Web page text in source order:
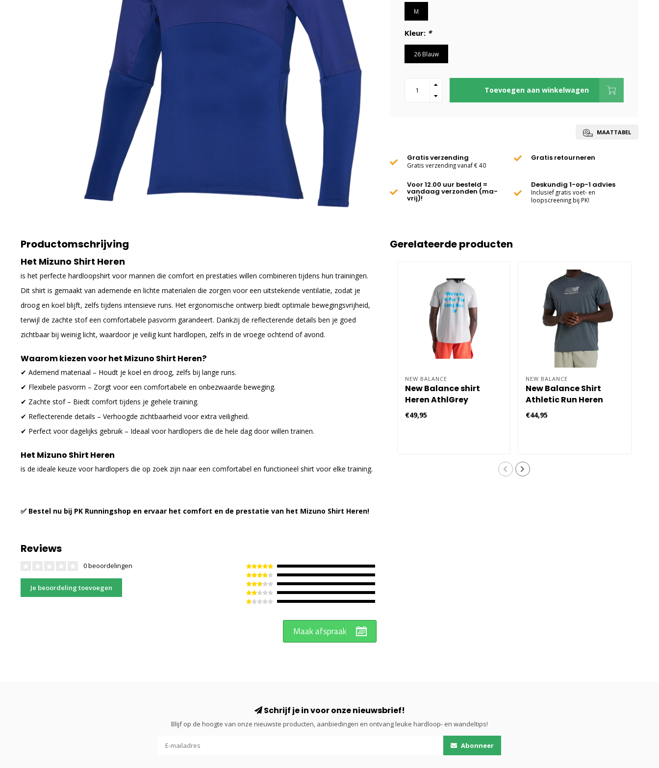
M
Kleur: *
26 Blauw
Toevoegen aan winkelwagen
MAATTABEL
Gratis verzending
Gratis verzending vanaf € 40
Gratis retourneren
Voor 12.00 uur besteld =
vandaag verzonden (ma-
vrij)!
Deskundig 1-op-1 advies
Inclusief gratis voet- en
loopscreening bij PK!
Productomschrijving
Het Mizuno Shirt Heren
is het perfecte hardloopshirt voor mannen die comfort en prestaties willen combineren tijdens hun trainingen.
Dit shirt is gemaakt van ademende en lichte materialen die zorgen voor een uitstekende ventilatie, zodat je
droog en koel blijft, zelfs tijdens intensieve runs. Het ergonomische ontwerp biedt optimale bewegingsvrijheid,
terwijl de zachte stof een comfortabele pasvorm garandeert. Dankzij de reflecterende details ben je goed
zichtbaar bij weinig licht, waardoor je veilig kunt hardlopen, zelfs in de vroege ochtend of avond.
Waarom kiezen voor het Mizuno Shirt Heren?
✔ Ademend materiaal – Houdt je koel en droog, zelfs bij lange runs.
✔ Flexibele pasvorm – Zorgt voor een comfortabele en onbezwaarde beweging.
✔ Zachte stof – Biedt comfort tijdens je gehele training.
✔ Reflecterende details – Verhoogde zichtbaarheid voor extra veiligheid.
✔ Perfect voor dagelijks gebruik – Ideaal voor hardlopers die de hele dag door willen trainen.
Het Mizuno Shirt Heren
is de ideale keuze voor hardlopers die op zoek zijn naar een comfortabel en functioneel shirt voor elke training.
✅ Bestel nu bij PK Runningshop en ervaar het comfort en de prestatie van het Mizuno Shirt Heren!
Reviews
0 beoordelingen
Je beoordeling toevoegen
Gerelateerde producten
NEW BALANCE
New Balance shirt
Heren AthlGrey
€49,95
NEW BALANCE
New Balance Shirt
Athletic Run Heren
€44,95
Maak afspraak
Schrijf je in voor onze nieuwsbrief!
Blijf op de hoogte van onze nieuwste producten, aanbiedingen en ontvang leuke hardloop- en wandeltips!
Abonneer